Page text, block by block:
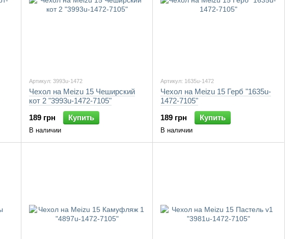
Артикул: 3993u-1472
Чехол на Meizu 15 Чеширский
кот 2 "3993u-1472-7105"
189 грн
Купить
В наличии
Артикул: 1635u-1472
Чехол на Meizu 15 Герб "1635u-
1472-7105"
189 грн
Купить
В наличии